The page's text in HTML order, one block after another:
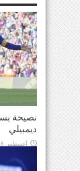
نصيحة
ديمبيلي
أغسطس 8, 2026